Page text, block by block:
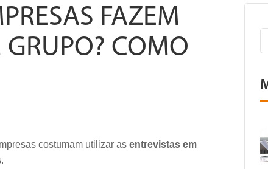
FAZEM
GRUPO? COMO
costumam utilizar as entrevistas em